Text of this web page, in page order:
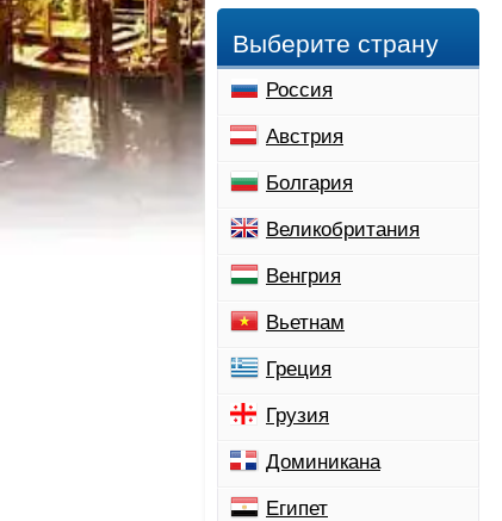
Выберите страну
Россия
Австрия
Болгария
Великобритания
Венгрия
Вьетнам
Греция
Грузия
Доминикана
Египет